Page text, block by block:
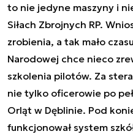
to nie jedyne maszyny i
Siłach Zbrojnych RP.
zrobienia, a tak mało
Narodowej chce nieco
szkolenia pilotów. Za
nie tylko oficerowie po
Orląt w Dęblinie. Pod
funkcjonował system